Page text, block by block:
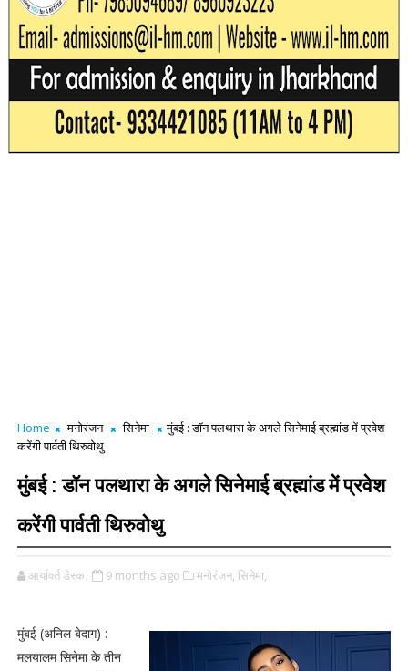
Home मनोरंजन सिनेमा
मुंबई : डॉन पलथारा के अगले सिनेमाई ब्रह्मांड में प्रवेश
करेंगी पार्वती थिरुवोथु
मुंबई : डॉन पलथारा के अगले सिनेमाई ब्रह्मांड में प्रवेश
करेंगी पार्वती थिरुवोथु
आर्यावर्त डेस्क 9 months ago मनोरंजन, सिनेमा,
मुंबई (अनिल बेदाग) :
मलयालम सिनेमा के तीन